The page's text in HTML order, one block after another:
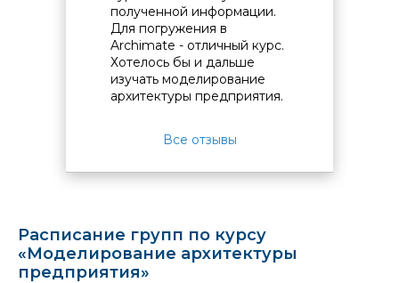
полученной информации.
Для погружения в
Archimate - отличный курс.
Хотелось бы и дальше
изучать моделирование
архитектуры предприятия.
Все отзывы
Расписание групп по курсу
«Моделирование архитектуры
предприятия»